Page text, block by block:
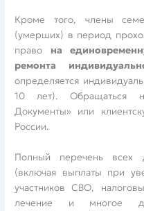
Кроме того, члены
(умерших) в период
право на
ремонта
определяется
10 лет). Обращаться
Документы» или
России.
Полный перечень всех
(включая выплаты при
участников СВО,
лечение и многое